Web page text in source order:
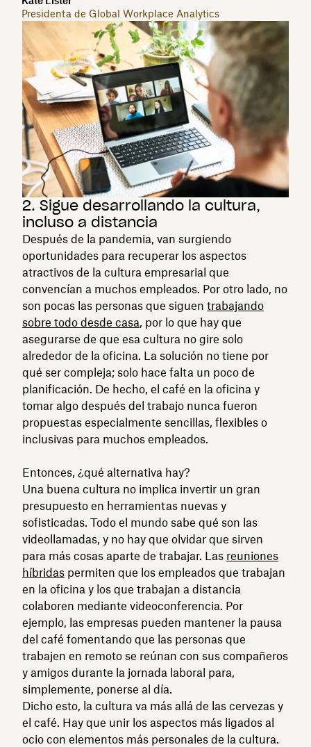
Presidenta de Global Workplace Analytics
2. Sigue desarrollando la cultura,
incluso a distancia
Después de la pandemia, van surgiendo
oportunidades para recuperar los aspectos
atractivos de la cultura empresarial que
convencían a muchos empleados. Por otro lado, no
son pocas las personas que siguen trabajando
sobre todo desde casa, por lo que hay que
asegurarse de que esa cultura no gire solo
alrededor de la oficina. La solución no tiene por
qué ser compleja; solo hace falta un poco de
planificación. De hecho, el café en la oficina y
tomar algo después del trabajo nunca fueron
propuestas especialmente sencillas, flexibles o
inclusivas para muchos empleados.
Entonces, ¿qué alternativa hay?
Una buena cultura no implica invertir un gran
presupuesto en herramientas nuevas y
sofisticadas. Todo el mundo sabe qué son las
videollamadas, y no hay que olvidar que sirven
para más cosas aparte de trabajar. Las reuniones
híbridas permiten que los empleados que trabajan
en la oficina y los que trabajan a distancia
colaboren mediante videoconferencia. Por
ejemplo, las empresas pueden mantener la pausa
del café fomentando que las personas que
trabajen en remoto se reúnan con sus compañeros
y amigos durante la jornada laboral para,
simplemente, ponerse al día.
Dicho esto, la cultura va más allá de las cervezas y
el café. Hay que unir los aspectos más ligados al
ocio con elementos más personales de la cultura.